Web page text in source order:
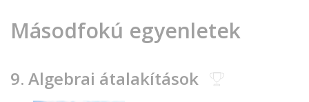
Másodfokú egyenletek
9. Algebrai átalakítások